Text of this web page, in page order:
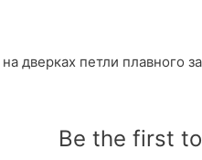
дверках петли плавного
Be the first